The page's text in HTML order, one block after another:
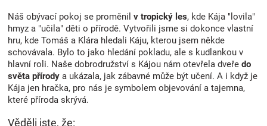
Náš obývací pokoj se proměnil v tropický les, kde Kája "lovila"
hmyz a "učila" děti o přírodě. Vytvořili jsme si dokonce vlastní
hru, kde Tomáš a Klára hledali Káju, kterou jsem někde
schovávala. Bylo to jako hledání pokladu, ale s kudlankou v
hlavní roli. Naše dobrodružství s Kájou nám otevřela dveře do
světa přírody a ukázala, jak zábavné může být učení. A i když je
Kája jen hračka, pro nás je symbolem objevování a tajemna,
které příroda skrývá.
Věděli jste, že: